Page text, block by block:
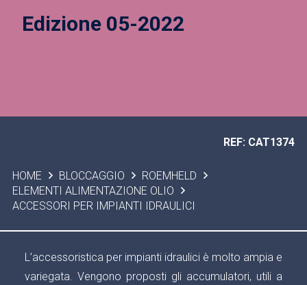
Edizione 05-2022
HOME BLOCCAGGIO
ROEMHELD
ELEMENTI ALIMENTAZIONE OLIO
ACCESSORI PER IMPIANTI IDRAULICI
REF: CAT1374
L’accessoristica per impianti idraulici è molto ampia e
variegata. Vengono proposti gli accumulatori, utili a